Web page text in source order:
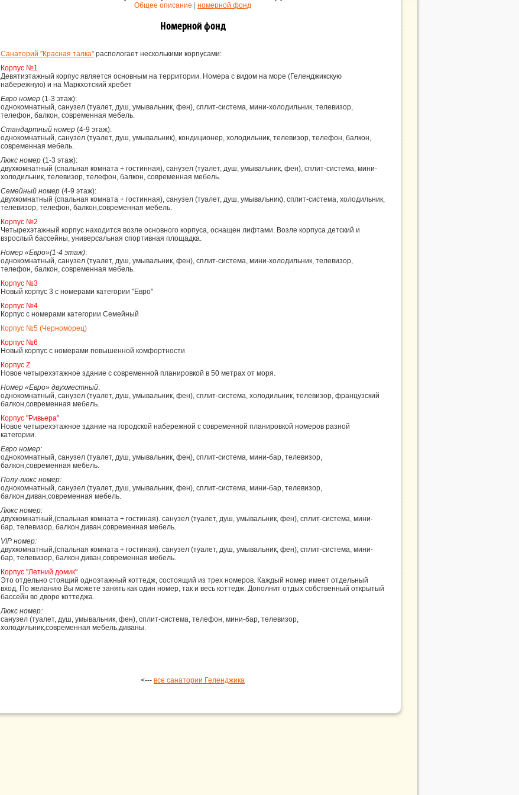
Общее описание номерной фонд
Номерной фонд
Санаторий "Красная талка" распологает несколькими корпусами:
Корпус №1
Девятиэтажный корпус является основным на территории. Номера с видом на море (Геленджикскую
набережную) и на Маркхотский хребет
Евро номер (1-3 этаж):
однокомнатный, санузел (туалет, душ, умывальник, фен), сплит-система, мини-холодильник, телевизор,
телефон, балкон, современная мебель.
Стандартный номер (4-9 этаж):
однокомнатный, санузел (туалет, душ, умывальник), кондиционер, холодильник, телевизор, телефон, балкон,
современная мебель.
Люкс номер (1-3 этаж):
двухкомнатный (спальная комната + гостинная), санузел (туалет, душ, умывальник, фен), сплит-система, мини-
холодильник, телевизор, телефон, балкон, современная мебель.
Семейный номер (4-9 этаж):
двухкомнатный (спальная комната + гостинная), санузел (туалет, душ, умывальник), сплит-система, холодильник,
телевизор, телефон, балкон,современная мебель.
Корпус №2
Четырехэтажный корпус находится возле основного корпуса, оснащен лифтами. Возле корпуса детский и
взрослый бассейны, универсальная спортивная площадка.
Номер «Евро»(1-4 этаж):
однокомнатный, санузел (туалет, душ, умывальник, фен), сплит-система, мини-холодильник, телевизор,
телефон, балкон, современная мебель.
Корпус №3
Новый корпус 3 с номерами категории "Евро"
Корпус №4
Корпус с номерами категории Семейный
Корпус №5 (Черноморец)
Корпус №6
Новый корпус с номерами повышенной комфортности
Корпус Z
Новое четырехэтажное здание с современной планировкой в 50 метрах от моря.
Номер «Евро» двухместный:
однокомнатный, санузел (туалет, душ, умывальник, фен), сплит-система, холодильник, телевизор, французский
балкон,современная мебель.
Корпус "Ривьера"
Новое четырехэтажное здание на городской набережной с современной планировкой номеров разной
категории.
Евро номер:
однокомнатный, санузел (туалет, душ, умывальник, фен), сплит-система, мини-бар, телевизор,
балкон,современная мебель.
Полу-люкс номер:
однокомнатный, санузел (туалет, душ, умывальник, фен), сплит-система, мини-бар, телевизор,
балкон,диван,современная мебель.
Люкс номер:
двухкомнатный,(спальная комната + гостиная). санузел (туалет, душ, умывальник, фен), сплит-система, мини-
бар, телевизор, балкон,диван,современная мебель.
VIP номер:
двухкомнатный,(спальная комната + гостиная). санузел (туалет, душ, умывальник, фен), сплит-система, мини-
бар, телевизор, балкон,диван,современная мебель.
Корпус "Летний домик"
Это отдельно стоящий одноэтажный коттедж, состоящий из трех номеров. Каждый номер имеет отдельный
вход, По желанию Вы можете занять как один номер, так и весь коттедж. Дополнит отдых собственный открытый
бассейн во дворе коттеджа.
Люкс номер:
санузел (туалет, душ, умывальник, фен), сплит-система, телефон, мини-бар, телевизор,
холодильник,современная мебель,диваны.
<--- все санатории Геленджика